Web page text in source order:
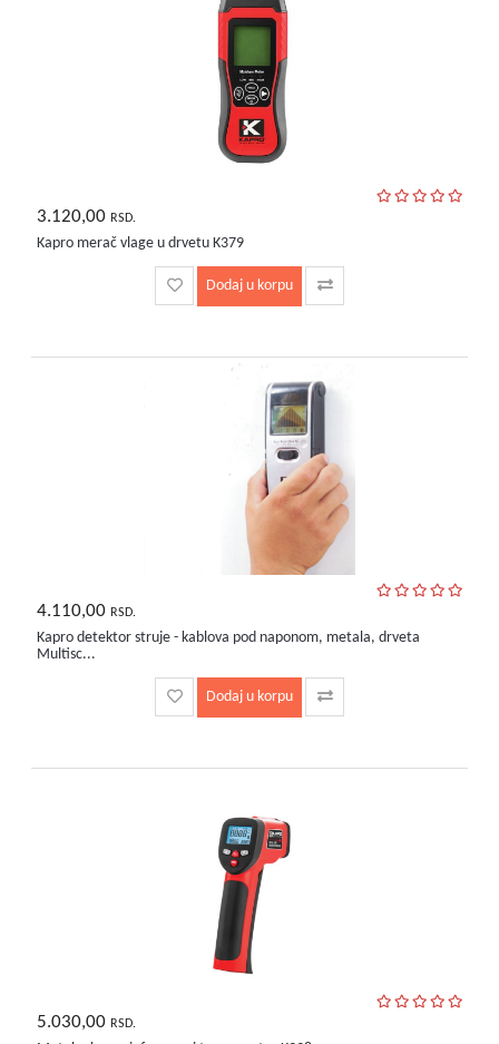
3.120,00 RSD.
Kapro merač vlage u drvetu K379
Dodaj u korpu
4.110,00 RSD.
Kapro detektor struje - kablova pod naponom, metala, drveta
Multisc...
Dodaj u korpu
5.030,00 RSD.